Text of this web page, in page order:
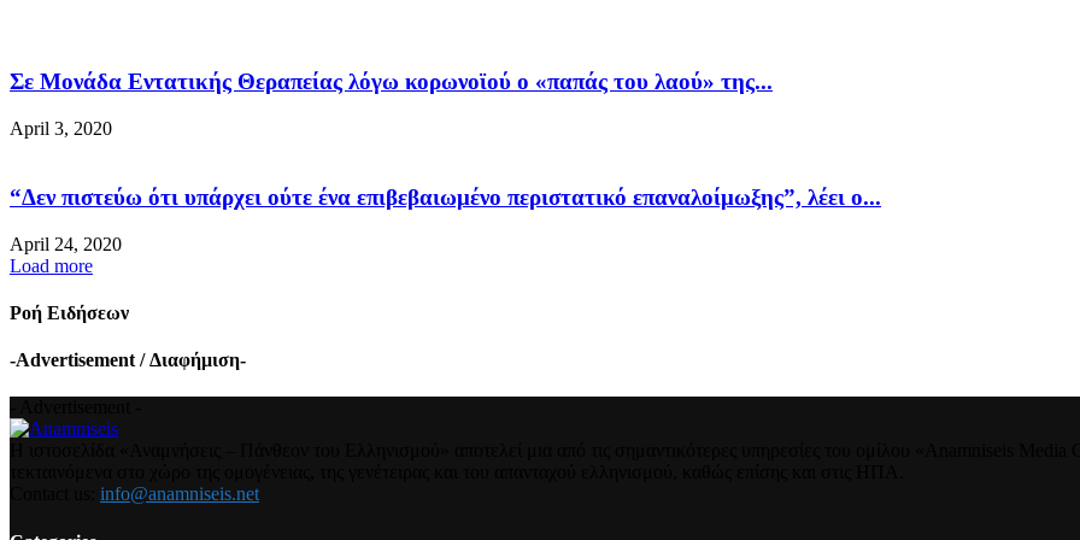
Σε Μονάδα Εντατικής Θεραπείας λόγω κορωνοϊού ο «παπάς του λαού» της...
April 3, 2020
“Δεν πιστεύω ότι υπάρχει ούτε ένα επιβεβαιωμένο περιστατικό επαναλοίμωξης”, λέει ο...
April 24, 2020
Load more
Ροή Ειδήσεων
-Advertisement / Διαφήμιση-
info@anamniseis.net